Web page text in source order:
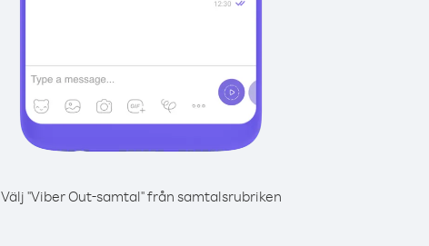
Välj "Viber Out-samtal" från samtalsrubriken